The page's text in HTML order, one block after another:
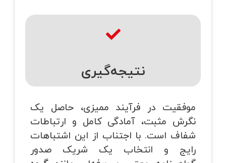
نتیجه‌گیری
موفقیت در فرآیند ممیزی، حاصل یک
نگرش مثبت، آمادگی کامل و ارتباطات
شفاف است. با اجتناب از این اشتباهات
رایج و انتخاب یک شریک صدور